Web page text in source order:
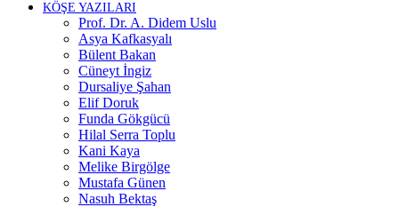
KÖŞE YAZILARI
Prof. Dr. A. Didem Uslu
Asya Kafkasyalı
Bülent Bakan
Cüneyt İngiz
Dursaliye Şahan
Elif Doruk
Funda Gökgücü
Hilal Serra Toplu
Kani Kaya
Melike Birgölge
Mustafa Günen
Nasuh Bektaş